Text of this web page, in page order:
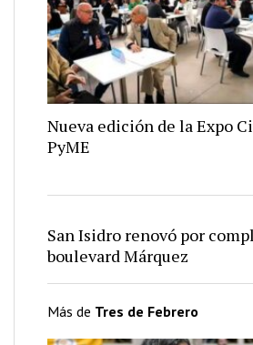
Nueva edición de la Expo
PyME
San Isidro renovó por
boulevard Márquez
Más de Tres de Febrero